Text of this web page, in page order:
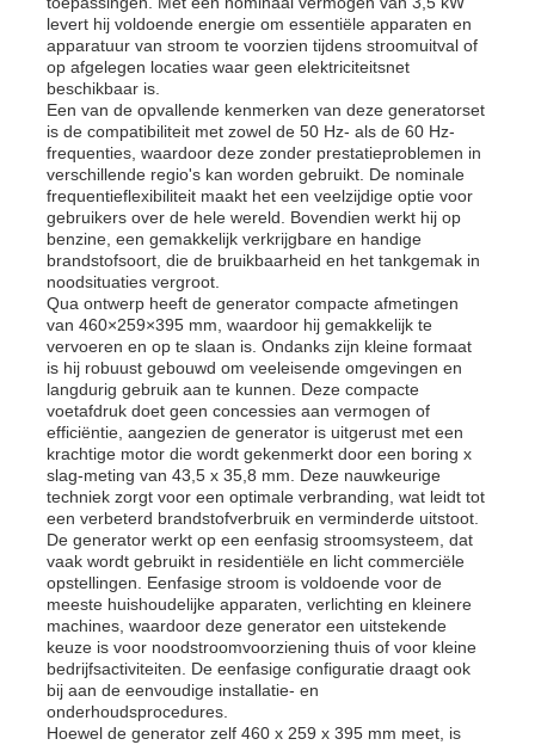
Thuis
Producten
Videos
Over ons
Fabrieksreis
Kwaliteitscontrole
Contacteer ons
nieuws
Alle Gevallen
Vraag een offerte aan
levert hij voldoende energie om essentiële apparaten en
apparatuur van stroom te voorzien tijdens stroomuitval of
op afgelegen locaties waar geen elektriciteitsnet
beschikbaar is.
Een van de opvallende kenmerken van deze generatorset
is de compatibiliteit met zowel de 50 Hz- als de 60 Hz-
frequenties, waardoor deze zonder prestatieproblemen in
verschillende regio's kan worden gebruikt. De nominale
frequentieflexibiliteit maakt het een veelzijdige optie voor
gebruikers over de hele wereld. Bovendien werkt hij op
benzine, een gemakkelijk verkrijgbare en handige
brandstofsoort, die de bruikbaarheid en het tankgemak in
noodsituaties vergroot.
Qua ontwerp heeft de generator compacte afmetingen
van 460×259×395 mm, waardoor hij gemakkelijk te
vervoeren en op te slaan is. Ondanks zijn kleine formaat
is hij robuust gebouwd om veeleisende omgevingen en
langdurig gebruik aan te kunnen. Deze compacte
voetafdruk doet geen concessies aan vermogen of
efficiëntie, aangezien de generator is uitgerust met een
krachtige motor die wordt gekenmerkt door een boring x
slag-meting van 43,5 x 35,8 mm. Deze nauwkeurige
techniek zorgt voor een optimale verbranding, wat leidt tot
een verbeterd brandstofverbruik en verminderde uitstoot.
De generator werkt op een eenfasig stroomsysteem, dat
vaak wordt gebruikt in residentiële en licht commerciële
opstellingen. Eenfasige stroom is voldoende voor de
meeste huishoudelijke apparaten, verlichting en kleinere
machines, waardoor deze generator een uitstekende
keuze is voor noodstroomvoorziening thuis of voor kleine
bedrijfsactiviteiten. De eenfasige configuratie draagt ​​ook
bij aan de eenvoudige installatie- en
onderhoudsprocedures.
Hoewel de generator zelf 460 x 259 x 395 mm meet, is